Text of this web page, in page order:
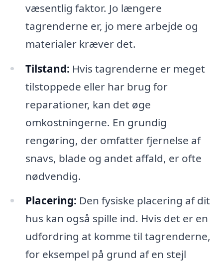
væsentlig faktor. Jo længere
tagrenderne er, jo mere arbejde og
materialer kræver det.
Tilstand: Hvis tagrenderne er meget
tilstoppede eller har brug for
reparationer, kan det øge
omkostningerne. En grundig
rengøring, der omfatter fjernelse af
snavs, blade og andet affald, er ofte
nødvendig.
Placering: Den fysiske placering af dit
hus kan også spille ind. Hvis det er en
udfordring at komme til tagrenderne,
for eksempel på grund af en stejl